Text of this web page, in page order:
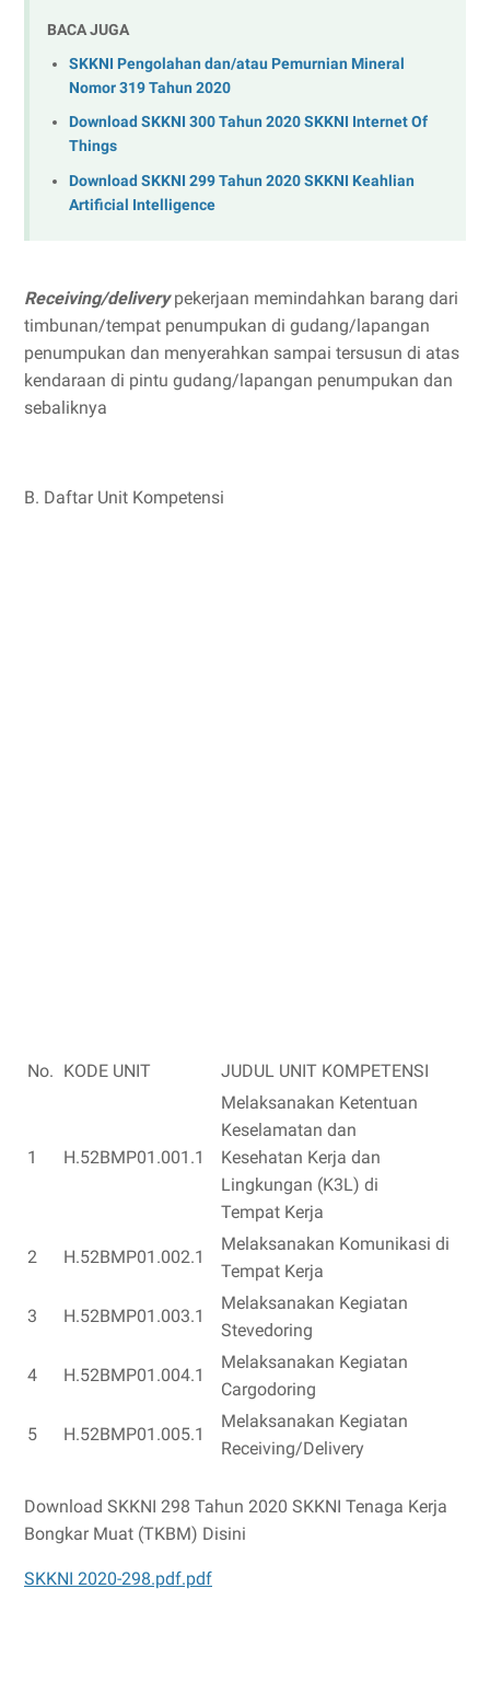
BACA JUGA
SKKNI Pengolahan dan/atau Pemurnian Mineral
Nomor 319 Tahun 2020
Download SKKNI 300 Tahun 2020 SKKNI Internet Of
Things
Download SKKNI 299 Tahun 2020 SKKNI Keahlian
Artificial Intelligence
Receiving/deliverypekerjaan memindahkan barang dari
timbunan/tempat penumpukan di gudang/lapangan
penumpukan dan menyerahkan sampai tersusun di atas
kendaraan di pintu gudang/lapangan penumpukan dan
sebaliknya
B. Daftar Unit Kompetensi
No. KODE UNIT JUDUL UNIT KOMPETENSI
1 H.52BMP01.001.1
Melaksanakan Ketentuan
Keselamatan dan
Kesehatan Kerja dan
Lingkungan (K3L) di
Tempat Kerja
2 H.52BMP01.002.1
Melaksanakan Komunikasi di
Tempat Kerja
3 H.52BMP01.003.1
Melaksanakan Kegiatan
Stevedoring
4 H.52BMP01.004.1
Melaksanakan Kegiatan
Cargodoring
5 H.52BMP01.005.1
Melaksanakan Kegiatan
Receiving/Delivery
Download SKKNI 298 Tahun 2020 SKKNI Tenaga Kerja
Bongkar Muat (TKBM) Disini
SKKNI 2020-298.pdf.pdf